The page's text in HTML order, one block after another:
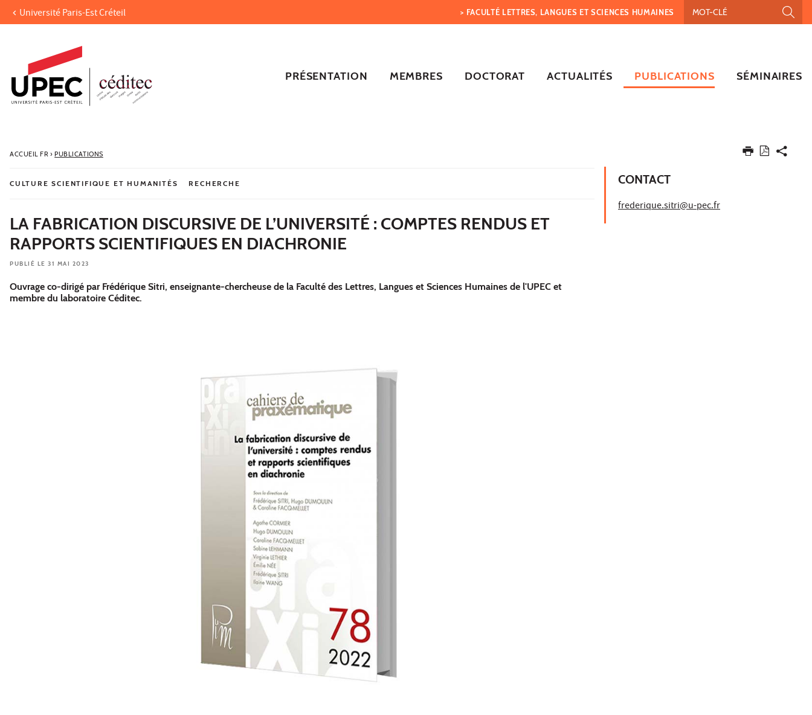
Aller au contenu
Recherche
Université Paris-Est Créteil > FACULTÉ LETTRES, LANGUES ET SCIENCES HUMAINES
PRÉSENTATION MEMBRES DOCTORAT ACTUALITÉS PUBLICATIONS SÉMINAIRES
ACCUEIL FR› PUBLICATIONS
CULTURE SCIENTIFIQUE ET HUMANITÉS RECHERCHE
LA FABRICATION DISCURSIVE DE L’UNIVERSITÉ : COMPTES RENDUS ET
RAPPORTS SCIENTIFIQUES EN DIACHRONIE
PUBLIÉ LE 31 MAI 2023
Ouvrage co-dirigé par Frédérique Sitri, enseignante-chercheuse de la Faculté des Lettres, Langues et Sciences Humaines de l'UPEC et
membre du laboratoire Céditec.
CONTACT
frederique.sitri@u-pec.fr